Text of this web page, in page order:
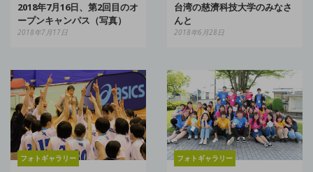
2018年7月16日、第2回目のオ
ープンキャンパス（写真）
2018年7月17日
台湾の慈濟科技大学のみなさ
んと
2018年6月28日
フォトギャラリー フォトギャラリー